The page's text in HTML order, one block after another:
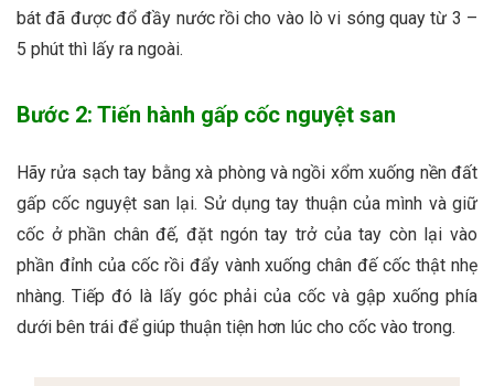
bát đã được đổ đầy nước rồi cho vào lò vi sóng quay từ 3 –
5 phút thì lấy ra ngoài.
Bước 2: Tiến hành gấp cốc nguyệt san
Hãy rửa sạch tay bằng xà phòng và ngồi xổm xuống nền đất
gấp cốc nguyệt san lại. Sử dụng tay thuận của mình và giữ
cốc ở phần chân đế, đặt ngón tay trở của tay còn lại vào
phần đỉnh của cốc rồi đẩy vành xuống chân đế cốc thật nhẹ
nhàng. Tiếp đó là lấy góc phải của cốc và gập xuống phía
dưới bên trái để giúp thuận tiện hơn lúc cho cốc vào trong.